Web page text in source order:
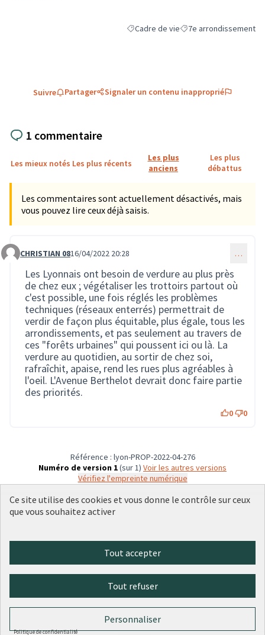
Filtrer les résultats de la catégorie :
Cadre de vieFiltrer les résultats
7e arrondissement
Suivre Partager Signaler un contenu inapproprié
1 commentaire
Les mieux notés Les plus récents
Les plus
anciens
Les plus
débattus
Les commentaires sont actuellement désactivés, mais
vous pouvez lire ceux déjà saisis.
Commentaire 381
CHRISTIAN 0816/04/2022 20:28 …
Les Lyonnais ont besoin de verdure au plus près
de chez eux ; végétaliser les trottoirs partout où
c'est possible, une fois réglés les problèmes
techniques (réseaux enterrés) permettrait de
verdir de façon plus équitable, plus égale, tous les
arrondissements, et pas seulement au travers de
ces "forêts urbaines" qui poussent ici ou là. La
verdure au quotidien, au sortir de chez soi,
rafraîchit, apaise, rend les rues plus agréables à
l'oeil. L'Avenue Berthelot devrait donc faire partie
des priorités.
0 0
Référence : lyon-PROP-2022-04-276
Numéro de version 1(sur 1)
voir les autres versions
Vérifiez l'empreinte numérique
(Lien externe)
(Lien externe)
(Lien externe)
(Lien externe)
(Lien externe)
(Lien externe)Open Source Politics
(Lien externe)
grâce au
(Lien externe)
Licence
(Lien
Ce site utilise des cookies et vous donne le contrôle sur ceux
que vous souhaitez activer
Tout accepter
Tout refuser
Personnaliser
Politique de confidentialité